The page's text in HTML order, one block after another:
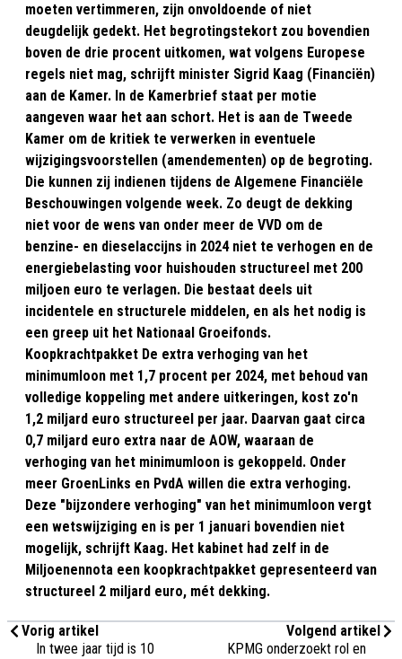
moeten vertimmeren, zijn onvoldoende of niet
deugdelijk gedekt. Het begrotingstekort zou bovendien
boven de drie procent uitkomen, wat volgens Europese
regels niet mag, schrijft minister Sigrid Kaag (Financiën)
aan de Kamer. In de Kamerbrief staat per motie
aangeven waar het aan schort. Het is aan de Tweede
Kamer om de kritiek te verwerken in eventuele
wijzigingsvoorstellen (amendementen) op de begroting.
Die kunnen zij indienen tijdens de Algemene Financiële
Beschouwingen volgende week. Zo deugt de dekking
niet voor de wens van onder meer de VVD om de
benzine- en dieselaccijns in 2024 niet te verhogen en de
energiebelasting voor huishouden structureel met 200
miljoen euro te verlagen. Die bestaat deels uit
incidentele en structurele middelen, en als het nodig is
een greep uit het Nationaal Groeifonds.
Koopkrachtpakket De extra verhoging van het
minimumloon met 1,7 procent per 2024, met behoud van
volledige koppeling met andere uitkeringen, kost zo'n
1,2 miljard euro structureel per jaar. Daarvan gaat circa
0,7 miljard euro extra naar de AOW, waaraan de
verhoging van het minimumloon is gekoppeld. Onder
meer GroenLinks en PvdA willen die extra verhoging.
Deze "bijzondere verhoging" van het minimumloon vergt
een wetswijziging en is per 1 januari bovendien niet
mogelijk, schrijft Kaag. Het kabinet had zelf in de
Miljoenennota een koopkrachtpakket gepresenteerd van
structureel 2 miljard euro, mét dekking.
Vorig artikel
In twee jaar tijd is 10
Volgend artikel
KPMG onderzoekt rol en